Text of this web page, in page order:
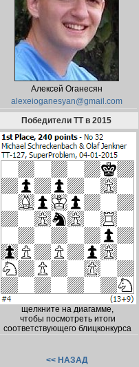
Алексей Оганесян
alexeioganesyan@gmail.com
Победители TT в 2015
щелкните на диагамме,
чтобы посмотреть итоги
соответствующего блицконкурса
<< НАЗАД